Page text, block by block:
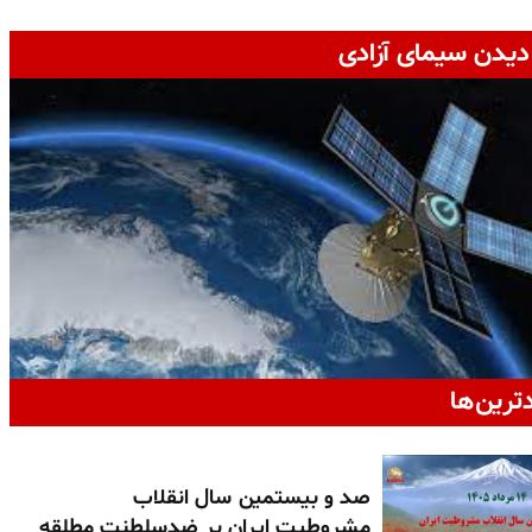
سیمای آزادی
صد و بیستمین سال انقلاب